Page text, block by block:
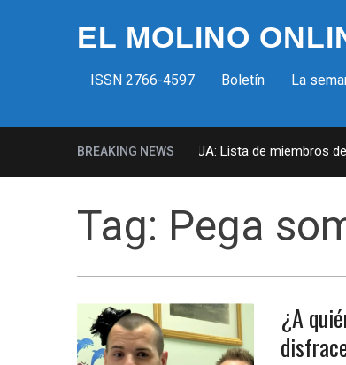
EL MOLINO
ISSN 2766-4597 Boletín La
BREAKING NEWS
Milicias fascistas en EUA: Lista de miembros de
Tag: Pega
¿A